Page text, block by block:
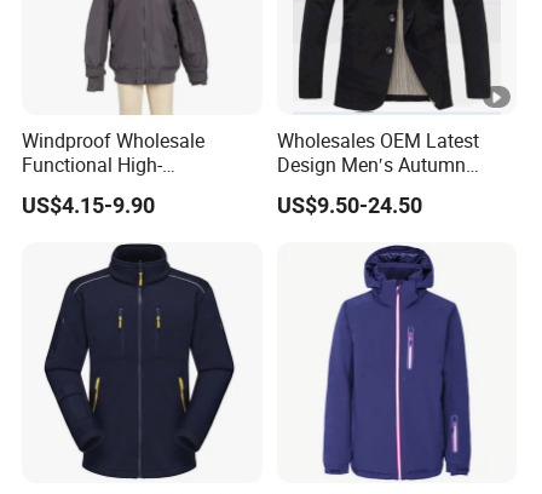
Product Parameters
Product Henglong Channel Jacket: Premium
Quality Outerwear for Trendy Look
HJSJ00
Color: Any color are available
Size:
Windproof Wholesale
Functional High-
Performance Windbreaker
Jacket with Hood for Hikers
US$4.15-9.90
Wholesales OEM Latest
Design Men′s Autumn
Business Casual Outdoor
Washed Cotton Jacket
US$9.50-24.50